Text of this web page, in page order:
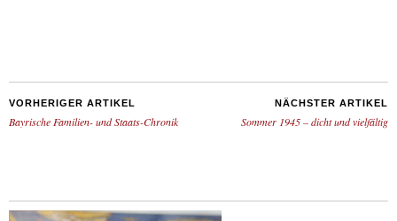
VORHERIGER ARTIKEL
Bayrische Familien- und Staats-Chronik
NÄCHSTER ARTIKEL
Sommer 1945 – dicht und vielfältig